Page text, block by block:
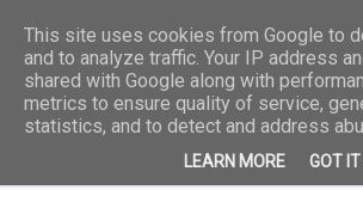
Ειδήσεις-Γεγονότα-
This site uses cookies from Google to
and to analyze traffic. Your IP address
shared with Google along with
metrics to ensure quality of service,
statistics, and to detect and address
LEARN MORE GOT IT